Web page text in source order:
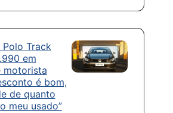
Track
em
motorista
é bom,
de quanto
meu usado”